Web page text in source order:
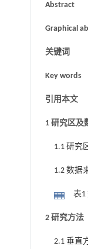
Abstract
Graphical
关键词
Key words
引用本文
1 研究区及
1.1 研究
1.2 数据
表1
2 研究方法
2.1 垂直